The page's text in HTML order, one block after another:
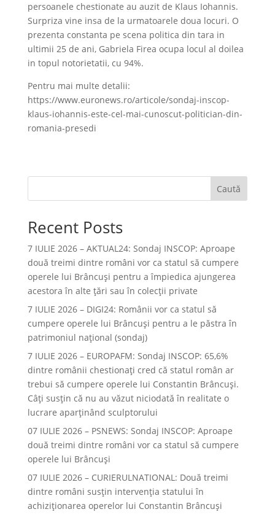
persoanele chestionate au auzit de Klaus Iohannis.
Surpriza vine insa de la urmatoarele doua locuri. O
prezenta constanta pe scena politica din tara in
ultimii 25 de ani, Gabriela Firea ocupa locul al doilea
in topul notorietatii, cu 94%.
Pentru mai multe detalii:
https://www.euronews.ro/articole/sondaj-inscop-
klaus-iohannis-este-cel-mai-cunoscut-politician-din-
romania-presedi
Caută
Recent Posts
7 IULIE 2026 – AKTUAL24: Sondaj INSCOP: Aproape
două treimi dintre români vor ca statul să cumpere
operele lui Brâncuşi pentru a împiedica ajungerea
acestora în alte ţări sau în colecţii private
7 IULIE 2026 – DIGI24: Românii vor ca statul să
cumpere operele lui Brâncuși pentru a le păstra în
patrimoniul național (sondaj)
7 IULIE 2026 – EUROPAFM: Sondaj INSCOP: 65,6%
dintre românii chestionați cred că statul român ar
trebui să cumpere operele lui Constantin Brâncuși.
Câți susțin că nu au văzut niciodată în realitate o
lucrare aparținând sculptorului
07 IULIE 2026 – PSNEWS: Sondaj INSCOP: Aproape
două treimi dintre români vor ca statul să cumpere
operele lui Brâncuși
07 IULIE 2026 – CURIERULNATIONAL: Două treimi
dintre români susțin intervenția statului în
achiziționarea operelor lui Constantin Brâncuși